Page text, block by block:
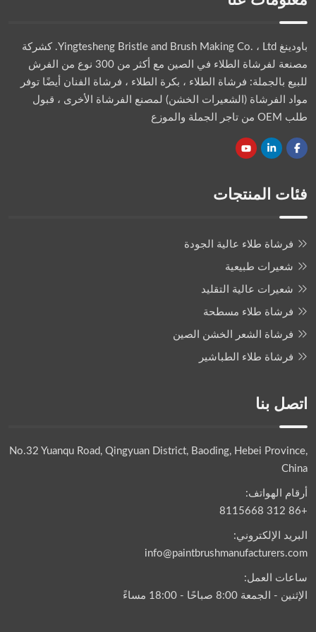
باودينغ Yingtesheng Bristle and Brush Making Co. ، Ltd.
كشركة
مصنعة لفرشاة الطلاء في الصين مع أكثر من 300 نوع من الفرش
للبيع بالجملة: فرشاة الطلاء ، بكرة الطلاء ، فرشاة الفنان أيضًا توفر
مواد الفرشاة (الشعيرات الخشن) لمصنع الفرشاة الأخرى ، قبول
طلب OEM من تاجر الجملة والموزع
فئات المنتجات
فرشاة طلاء عالية الجودة
شعيرات طبيعية
شعيرات عالية التقليد
فرشاة طلاء مسطحة
فرشاة الشعر الخشن الصين
فرشاة طلاء الطباشير
اتصل بنا
No.32 Yuanqu Road, Qingyuan District, Baoding, Hebei Province,
China
أرقام الهواتف:
+86 312 8115668
البريد الإلكتروني:
info@paintbrushmanufacturers.com
ساعات العمل:
الإثنين - الجمعة 8:00 صباحًا - 18:00 مساءً